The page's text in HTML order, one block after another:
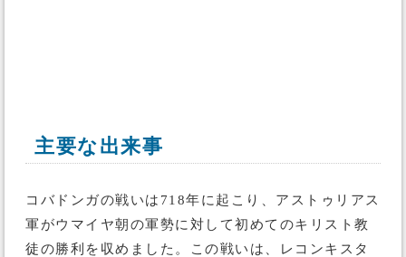
主要な出来事
コバドンガの戦いは718年に起こり、アストゥリアス
軍がウマイヤ朝の軍勢に対して初めてのキリスト教
徒の勝利を収めました。この戦いは、レコンキスタ